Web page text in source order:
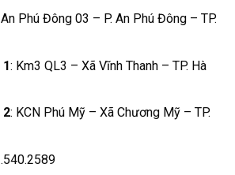
Phú Đông 03 – P. An Phú Đông – TP.
: Km3 QL3 – Xã Vĩnh Thanh – TP. Hà
2: KCN Phú Mỹ – Xã Chương Mỹ – TP.